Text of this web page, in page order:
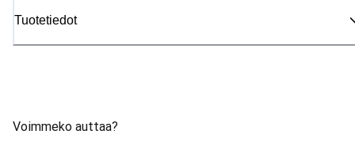
Tuotetiedot
Voimmeko auttaa?